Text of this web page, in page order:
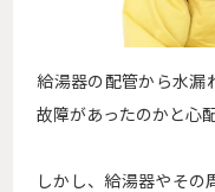
給湯器の配管から水漏
故障があったのかと心
しかし、給湯器やその